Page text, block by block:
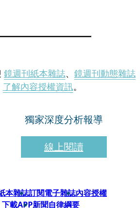
鏡週刊紙本雜誌、 鏡週刊動態雜誌
了解內容授權資訊。
獨家深度分析報導
線上閱讀
本雜誌訂閱電子雜誌內容授權
下載APP新聞自律綱要